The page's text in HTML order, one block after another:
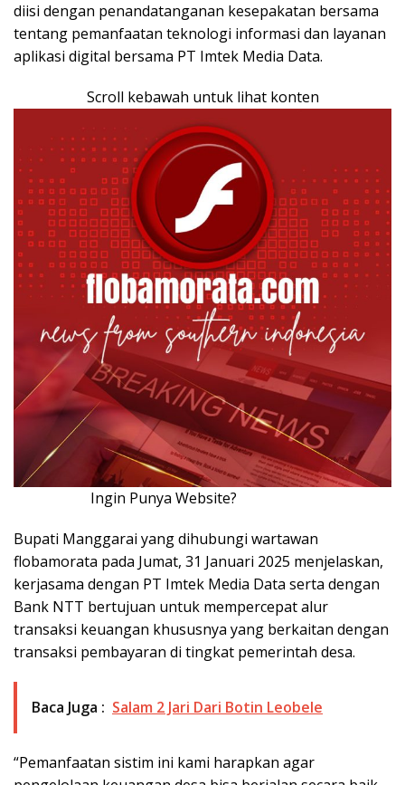
diisi dengan penandatanganan kesepakatan bersama
tentang pemanfaatan teknologi informasi dan layanan
aplikasi digital bersama PT Imtek Media Data.
Scroll kebawah untuk lihat konten
Ingin Punya Website?
Bupati Manggarai yang dihubungi wartawan
flobamorata pada Jumat, 31 Januari 2025 menjelaskan,
kerjasama dengan PT Imtek Media Data serta dengan
Bank NTT bertujuan untuk mempercepat alur
transaksi keuangan khususnya yang berkaitan dengan
transaksi pembayaran di tingkat pemerintah desa.
Baca Juga : Salam 2 Jari Dari Botin Leobele
“Pemanfaatan sistim ini kami harapkan agar